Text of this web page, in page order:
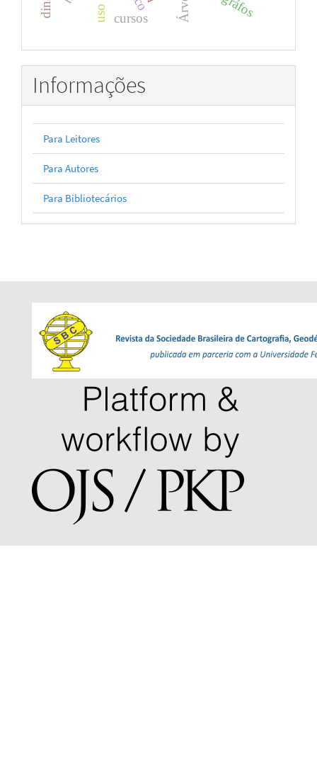
cursos
Informações
Para Leitores
Para Autores
Para Bibliotecários